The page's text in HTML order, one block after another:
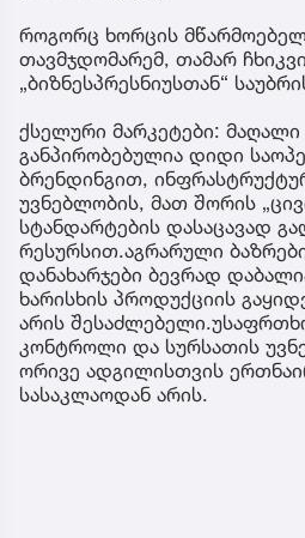
როგორც ხორცის
თავმჯდომარემ, თამარ
„ბიზნესპრესნიუსთან“
ქსელური მარკეტები: მაღალი
განპირობებულია დიდი
ბრენდინგით,
უვნებლობის, მათ შორის
სტანდარტების დასაცავად
რესურსით.აგრარული
დანახარჯები ბევრად
ხარისხის პროდუქციის
არის
კონტროლი და სურსათის
ორივე ადგილისთვის
სასაკლაოდან არის.